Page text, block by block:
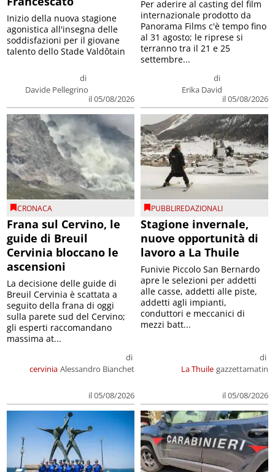
di
Davide Pellegrino
il 05/08/2026
Inizio della nuova stagione
agonistica all'insegna delle
soddisfazioni per il giovane
talento dello Stade Valdôtain
di
Erika David
il 05/08/2026
Per aderire al casting del film
internazionale prodotto da
Panorama Films c'è tempo fino
al 31 agosto; le riprese si
terranno tra il 21 e 25
settembre...
CRONACA
Frana sul Cervino, le
guide di Breuil
Cervinia bloccano le
ascensioni
cervinia
di
Alessandro Bianchet
il 05/08/2026
La decisione delle guide di
Breuil Cervinia è scattata a
seguito della frana di oggi
sulla parete sud del Cervino;
gli esperti raccomandano
massima at...
PUBBLIREDAZIONALI
Stagione invernale,
nuove opportunità di
lavoro a La Thuile
La Thuile
di
gazzettamatin
il 05/08/2026
Funivie Piccolo San Bernardo
apre le selezioni per addetti
alle casse, addetti alle piste,
addetti agli impianti,
conduttori e meccanici di
mezzi batt...